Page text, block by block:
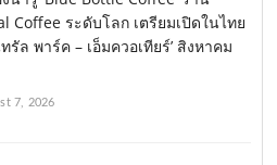
Coffee ระดับโลก เตรียมเปิดในไทย
รัล พาร์ค – เอ็มควอเทียร์’ สิงหาคม
7, 2026